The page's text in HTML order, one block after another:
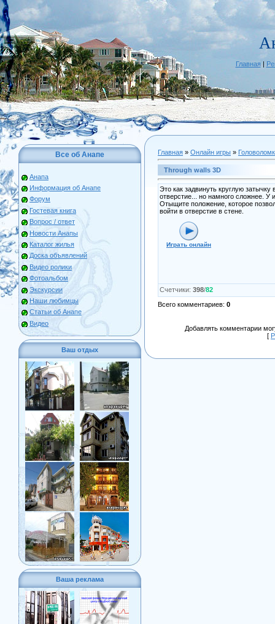
Главная |
Все об Анапе
Анапа
Информация об Анапе
Форум
Гостевая книга
Вопрос / ответ
Новости Анапы
Каталог жилья
Доска объявлений
Видео ролики
Фотоальбом
Экскурсии
Наши любимцы
Статьи об Анапе
Видео
Ваш отдых
Ваша реклама
Главная » Онлайн игры »
Through walls 3D
Это как задвинуть круглую затычку
отверстие... но намного сложнее. У
Отыщите положение, которое
войти в отверстие в стене.
Играть онлайн
Счетчики: 398/82
Всего комментариев: 0
Добавлять комментарии
[